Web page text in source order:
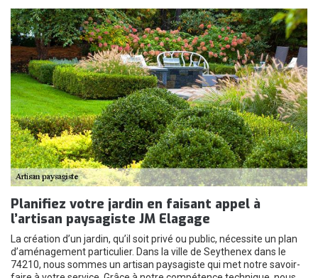
Planifiez votre jardin en faisant appel à
l’artisan paysagiste JM Elagage
La création d’un jardin, qu’il soit privé ou public, nécessite un plan
d’aménagement particulier. Dans la ville de Seythenex dans le
74210, nous sommes un artisan paysagiste qui met notre savoir-